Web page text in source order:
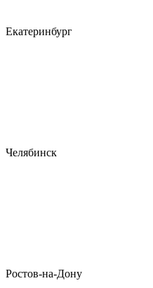
Екатеринбург
Челябинск
Ростов-на-Дону